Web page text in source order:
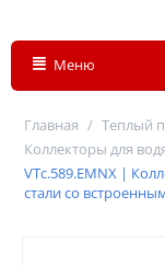
Меню
Главная / Теплый
Коллекторы для
VTc.589.EMNX |
стали со